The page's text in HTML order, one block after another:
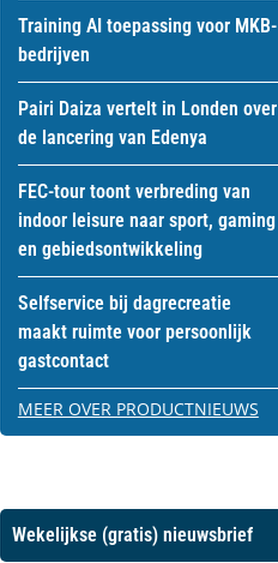
Training AI toepassing voor MKB-
bedrijven
Pairi Daiza vertelt in Londen over
de lancering van Edenya
FEC-tour toont verbreding van
indoor leisure naar sport, gaming
en gebiedsontwikkeling
Selfservice bij dagrecreatie
maakt ruimte voor persoonlijk
gastcontact
MEER OVER PRODUCTNIEUWS
Wekelijkse (gratis) nieuwsbrief